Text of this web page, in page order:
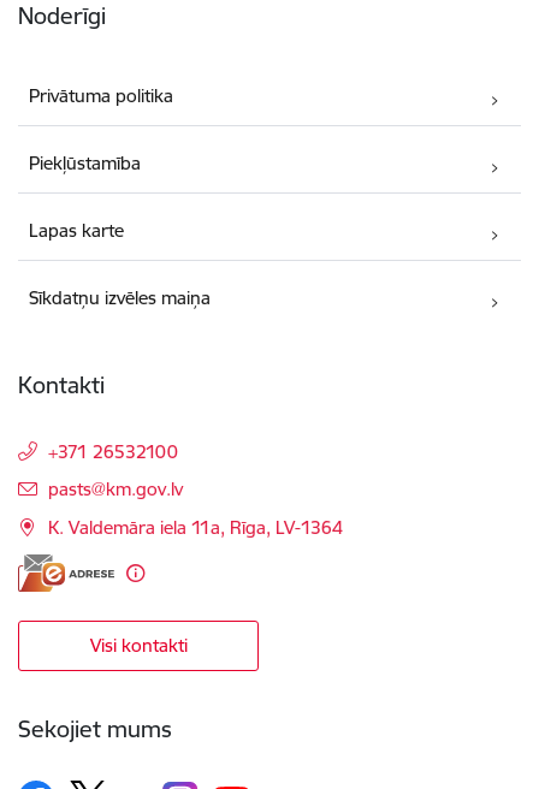
Noderīgi
Privātuma politika
Piekļūstamība
Lapas karte
Sīkdatņu izvēles maiņa
Kontakti
+371 26532100
E-pasts:
pasts@km.gov.lv
K. Valdemāra iela 11a, Rīga, LV-1364
Visi kontakti
Sekojiet mums